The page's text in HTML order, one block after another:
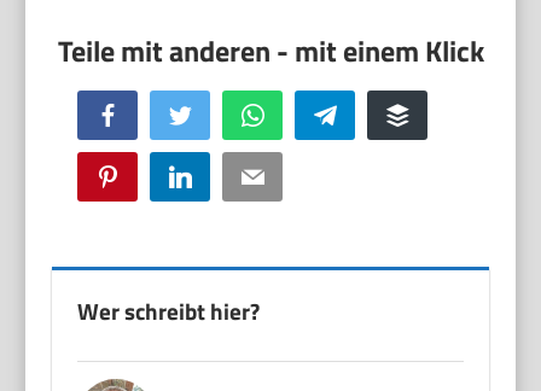
Facebook Twitter WhatsApp Telegram Buffer
Pinterest LinkedIn Email
Wer schreibt hier?